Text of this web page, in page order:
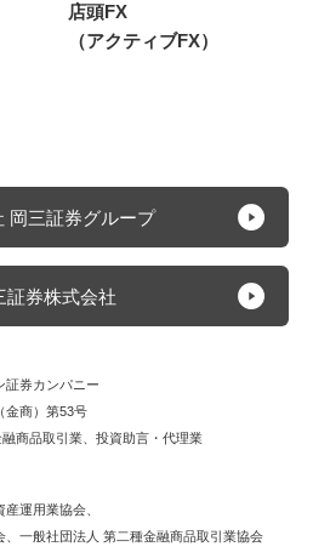
店頭FX
（アクティブFX）
岡三証券グループ
証券株式会社
証券カンパニー
金商）第53号
商品取引業 投資助言・代理業
産運用業協会
一般社団法人 第二種金融商品取引業協会